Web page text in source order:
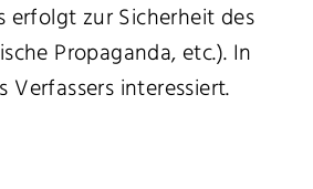
erfolgt zur Sicherheit des
Propaganda, etc.). In
interessiert.